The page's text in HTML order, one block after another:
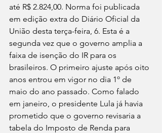
até R$ 2.824,00. Norma foi publicada
em edição extra do Diário Oficial da
União desta terça-feira, 6. Esta é a
segunda vez que o governo amplia a
faixa de isenção do IR para os
brasileiros. O primeiro ajuste após oito
anos entrou em vigor no dia 1º de
maio do ano passado. Como falado
em janeiro, o presidente Lula já havia
prometido que o governo revisaria a
tabela do Imposto de Renda para